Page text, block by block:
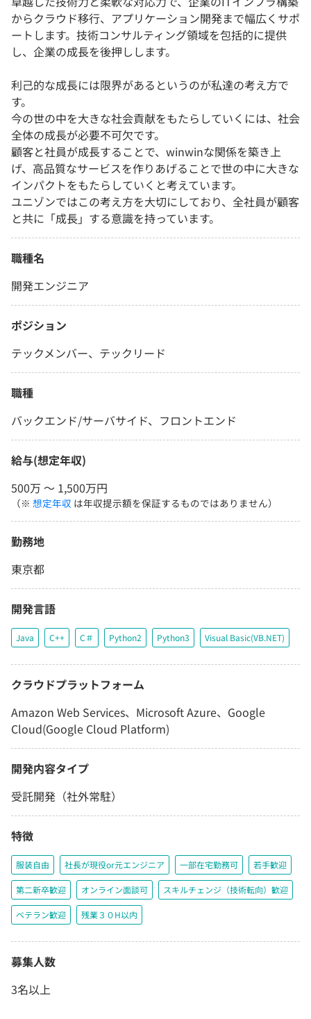
からクラウド移行、アプリケーション開発まで幅広くサポ
ートします。技術コンサルティング領域を包括的に提供
し、企業の成長を後押しします。
利己的な成長には限界があるというのが私達の考え方で
す。
今の世の中を大きな社会貢献をもたらしていくには、社会
全体の成長が必要不可欠です。
顧客と社員が成長することで、winwinな関係を築き上
げ、高品質なサービスを作りあげることで世の中に大きな
インパクトをもたらしていくと考えています。
ユニゾンではこの考え方を大切にしており、全社員が顧客
と共に「成長」する意識を持っています。
職種名
開発エンジニア
ポジション
テックメンバー、テックリード
職種
バックエンド/サーバサイド、フロントエンド
給与(想定年収)
500万 〜 1,500万円
（※ 想定年収 は年収提示額を保証するものではありません）
勤務地
東京都
開発言語
Java C++ C＃ Python2 Python3 Visual Basic(VB.NET)
クラウドプラットフォーム
Amazon Web Services、Microsoft Azure、Google
Cloud(Google Cloud Platform)
開発内容タイプ
受託開発（社外常駐）
特徴
服装自由 社長が現役or元エンジニア 一部在宅勤務可 若手歓迎
第二新卒歓迎 オンライン面談可 スキルチェンジ（技術転向）歓迎
ベテラン歓迎 残業３０H以内
募集人数
3名以上